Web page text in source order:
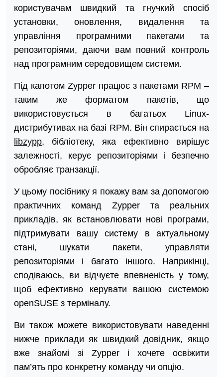
користувачам швидкий та гнучкий спосіб
установки, оновлення, видалення та
управління програмними пакетами та
репозиторіями, даючи вам повний контроль
над програмним середовищем системи.
Під капотом Zypper працює з пакетами RPM –
таким же форматом пакетів, що
використовується в багатьох Linux-
дистрибутивах на базі RPM. Він спирається на
libzypp, бібліотеку, яка ефективно вирішує
залежності, керує репозиторіями і безпечно
обробляє транзакції.
У цьому посібнику я покажу вам за допомогою
практичних команд Zypper та реальних
прикладів, як встановлювати нові програми,
підтримувати вашу систему в актуальному
стані, шукати пакети, управляти
репозиторіями і багато іншого. Наприкінці,
сподіваюсь, ви відчуєте впевненість у тому,
щоб ефективно керувати вашою системою
openSUSE з терміналу.
Ви також можете використовувати наведенні
нижче приклади як швидкий довідник, якщо
вже знайомі зі Zypper і хочете освіжити
пам’ять про конкретну команду чи опцію.